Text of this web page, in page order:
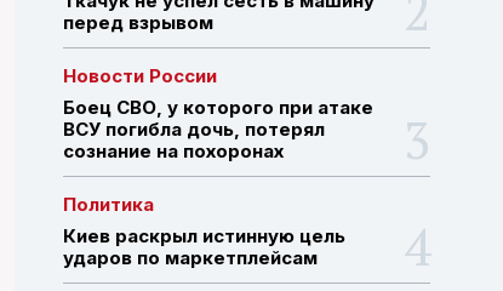
ПО САЙТУ
перед взрывом
Новости России
Боец СВО, у которого при атаке
ВСУ погибла дочь, потерял
сознание на похоронах
Политика
Киев раскрыл истинную цель
ударов по маркетплейсам